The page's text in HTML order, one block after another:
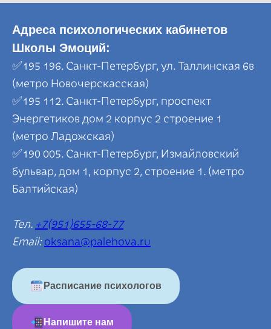
Адреса психологических кабинетов
Школы Эмоций:
✅195 196. Санкт-Петербург, ул. Таллинская 6в
(метро Новочерскасская)
✅195 112. Санкт-Петербург, проспект
Энергетиков дом 2 корпус 2 строение 1
(метро Ладожская)
✅190 005. Санкт-Петербург, Измайловский
бульвар, дом 1, корпус 2, строение 1. (метро
Балтийская)
Тел. +7(951)655-68-77
Email: oksana@palehova.ru
Расписание психологов
Напишите нам